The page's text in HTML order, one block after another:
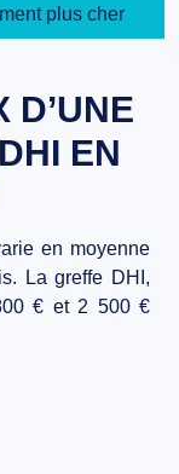
plus cher
D’UNE
EN
en moyenne
Lagreffe DHI ,
€ et 2 500 €